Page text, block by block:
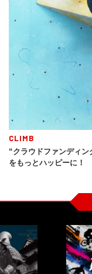
CLIMB
“クラウドファンディ
をもっとハッピーに！